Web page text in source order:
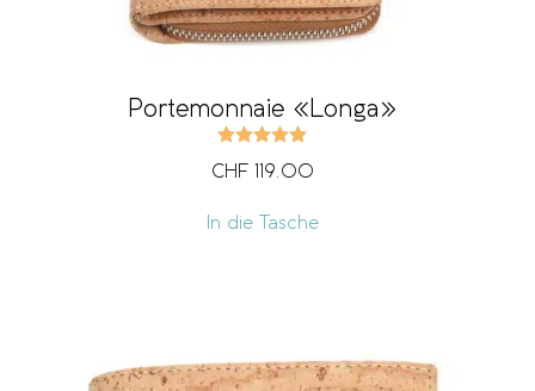
Portemonnaie «Longa»
CHF 119.00
In die Tasche